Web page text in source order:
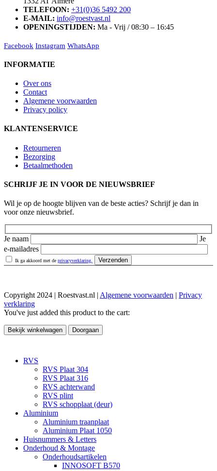
op
de
productpagina
TELEFOON: +31(0)36 5492 200
E-MAIL: info@roestvast.nl
OPENINGSTIJDEN: Ma - Vrij / 08:30 – 16:45
Facebook Instagram WhatsApp
INFORMATIE
Over ons
Contact
Algemene voorwaarden
Privacy policy
KLANTENSERVICE
Retourneren
Bezorging
Betaalmethoden
SCHRIJF JE IN VOOR DE NIEUWSBRIEF
Wil je op de hoogte blijven van de beste acties? Schrijf je dan in
voor onze nieuwsbrief.
Je naam
Je
e-mailadres
Ik ga akkoord met de privacyverklaring.
Copyright 2024 | Roestvast.nl | Algemene voorwaarden | Privacy
verklaring
You've just added this product to the cart:
Bekijk winkelwagen Doorgaan
RVS
RVS Plaat 304
RVS Plaat 316
RVS achterwand
RVS plint
RVS schopplaat (deur)
Aluminium
Aluminium traanplaat
Aluminium Plaat 1050
Huisnummers & Letters
Onderhoud & Montage
Onderhoudsartikelen
INNOSOFT B570